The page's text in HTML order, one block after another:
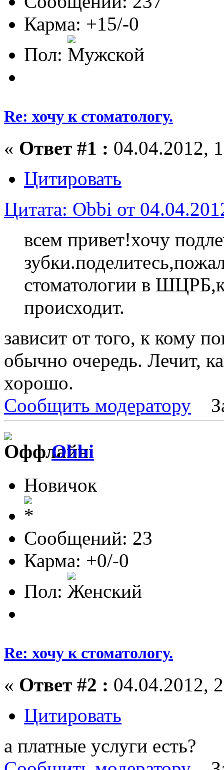
Карма: +15/-0
Пол:
Re: хочу к стоматологу.
« Ответ #1 : 04.04.2012,
Цитировать
Цитата: Obbi от
всем привет!хочу
стоматологии в
происходит.
зависит от того, к кому
обычно очередь. Лечит,
хорошо.
Сообщить модератору
Obbi
Новичок
Сообщений: 23
Карма: +0/-0
Пол:
Re: хочу к стоматологу.
« Ответ #2 : 04.04.2012,
Цитировать
а платные услуги есть?